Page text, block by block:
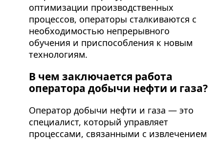
оптимизации производственных
процессов, операторы сталкиваются с
необходимостью непрерывного
обучения и приспособления к новым
технологиям.
В чем заключается работа
оператора добычи нефти и газа?
Оператор добычи нефти и газа — это
специалист, который управляет
процессами, связанными с извлечением